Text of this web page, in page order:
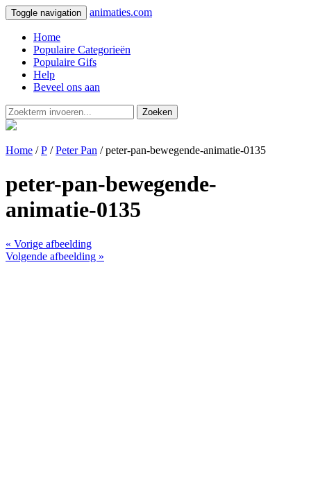
Toggle navigation animaties.com
Home
Populaire Categorieën
Populaire Gifs
Help
Beveel ons aan
Zoeken
Home /P /Peter Pan / peter-pan-bewegende-animatie-0135
peter-pan-bewegende-
animatie-0135
« Vorige afbeelding
Volgende afbeelding »